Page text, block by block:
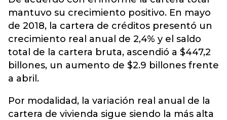
mantuvo su crecimiento positivo. En mayo
de 2018, la cartera de créditos presentó un
crecimiento real anual de 2,4% y el saldo
total de la cartera bruta, ascendió a $447,2
billones, un aumento de $2.9 billones frente
a abril.
Por modalidad, la variación real anual de la
cartera de vivienda sigue siendo la más alta